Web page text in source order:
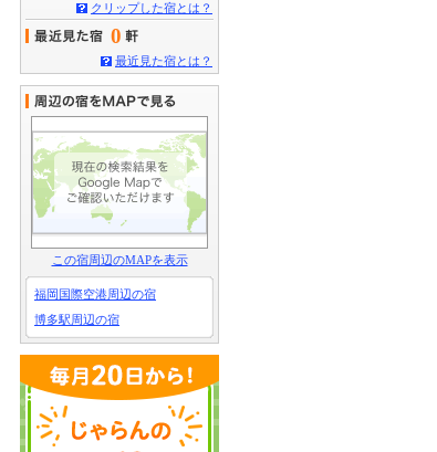
クリップした宿とは？
0
最近見た宿とは？
この宿周辺のMAPを表示
福岡国際空港周辺の宿
博多駅周辺の宿